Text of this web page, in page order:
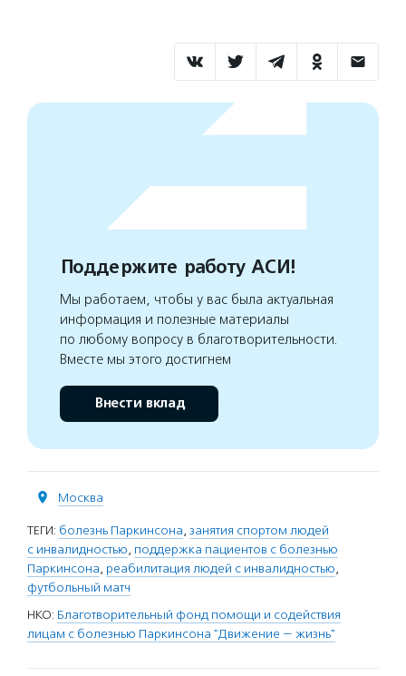
Поддержите работу АСИ!
Мы работаем, чтобы у вас была актуальная
информация и полезные материалы
по любому вопросу в благотворительности.
Вместе мы этого достигнем
Внести вклад
Москва
ТЕГИ: болезнь Паркинсона, занятия спортом людей
с инвалидностью, поддержка пациентов с болезнью
Паркинсона, реабилитация людей с инвалидностью,
футбольный матч
НКО: Благотворительный фонд помощи и содействия
лицам с болезнью Паркинсона "Движение — жизнь"